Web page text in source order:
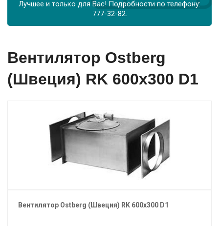
Лучшее и только для Вас! Подробности по телефону:
777-32-82.
Вентилятор Ostberg
(Швеция) RK 600х300 D1
Вентилятор Ostberg (Швеция) RK 600х300 D1